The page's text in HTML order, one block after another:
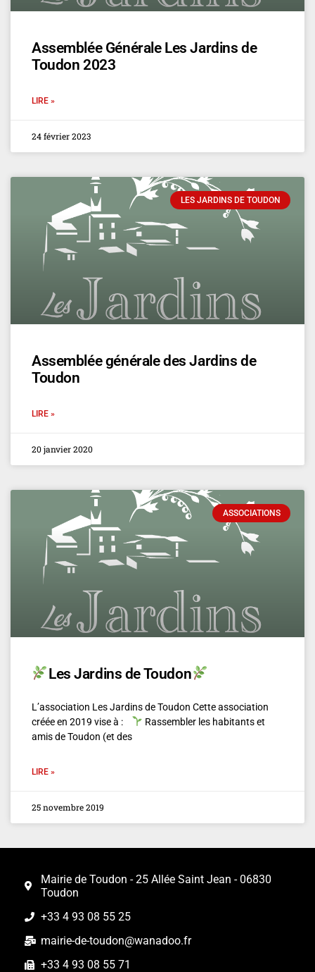
Assemblée Générale Les Jardins de
Toudon 2023
LIRE »
24 février 2023
LES JARDINS DE TOUDON
Assemblée générale des Jardins de
Toudon
LIRE »
20 janvier 2020
ASSOCIATIONS
Les Jardins de Toudon
L’association Les Jardins de Toudon Cette association
créée en 2019 vise à :
Rassembler les habitants et
amis de Toudon (et des
LIRE »
25 novembre 2019
Mairie de Toudon - 25 Allée Saint Jean - 06830
Toudon
+33 4 93 08 55 25
mairie-de-toudon@wanadoo.fr
+33 4 93 08 55 71